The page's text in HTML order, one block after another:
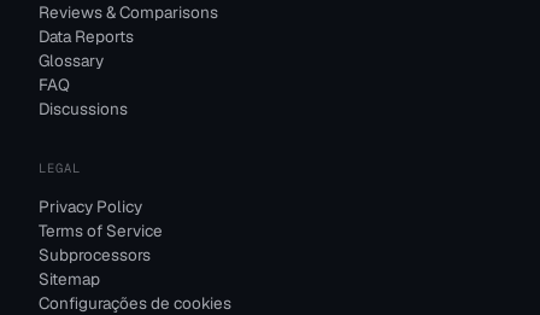
Reviews & Comparisons
Data Reports
Glossary
FAQ
Discussions
LEGAL
Privacy Policy
Terms of Service
Subprocessors
Sitemap
Configurações de cookies